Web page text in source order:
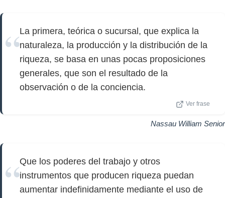
La primera, teórica o sucursal, que explica la
naturaleza, la producción y la distribución de la
riqueza, se basa en unas pocas proposiciones
generales, que son el resultado de la
observación o de la conciencia.
Ver frase
Nassau William Senior
Que los poderes del trabajo y otros
instrumentos que producen riqueza puedan
aumentar indefinidamente mediante el uso de